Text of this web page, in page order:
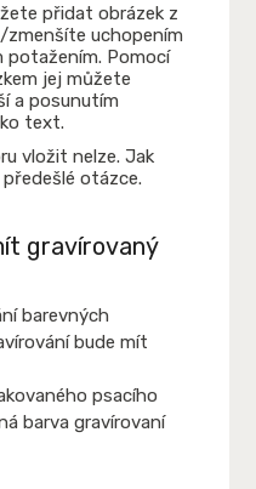
přidat obrázek z
zmenšíte uchopením
potažením. Pomocí
jej můžete
a posunutím
text.
vložit nelze. Jak
otázce.
gravírovaný
barevných
bude mít
psacího
barva gravírovaní